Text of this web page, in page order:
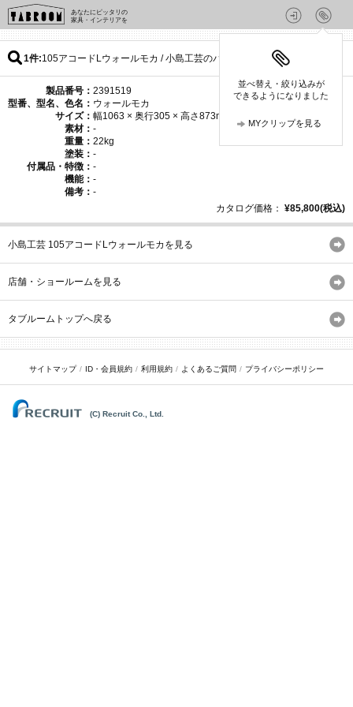
あなたにピッタリの
家具・インテリアを
並べ替え・絞り込みが
できるようになりました
MYクリップを見る
1件 105アコードLウォールモカ / 小島工芸のパターン
製品番号： 2391519
型番、型名、色名： ウォールモカ
サイズ： 幅1063 × 奥行305 × 高さ873mm
素材： -
重量： 22kg
塗装： -
付属品・特徴： -
機能： -
備考： -
カタログ価格： ¥85,800(税込)
小島工芸 105アコードLウォールモカを見る
店舗・ショールームを見る
タブルームトップへ戻る
サイトマップ ID・会員規約 利用規約 よくあるご質問 プライバシーポリシー
(C) Recruit Co., Ltd.